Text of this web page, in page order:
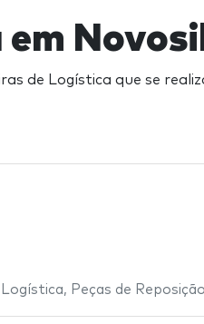
em
de Logística que se
, Peças de Reposição